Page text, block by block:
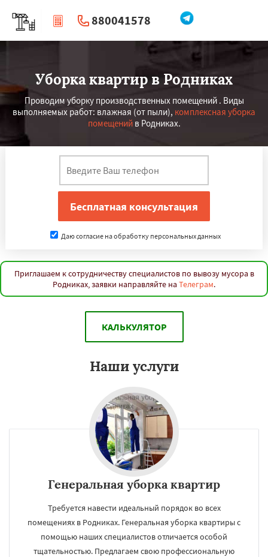
880041578
| Перезвоните мне
Уборка квартир в Родниках
Проводим уборку производственных помещений . Виды
выполняемых работ: влажная (от пыли), комплексная уборка
помещенийв Родниках.
Даю согласие на обработку персональных данных
Приглашаем к сотрудничеству специалистов по вывозу мусора в
Родниках, заявки направляйте на Телеграм.
КАЛЬКУЛЯТОР
Наши услуги
Генеральная уборка квартир
Требуется навести идеальный порядок во всех
помещениях в Родниках. Генеральная уборка квартиры с
помощью наших специалистов отличается особой
тщательностью. Предлагаем свою профессиональную